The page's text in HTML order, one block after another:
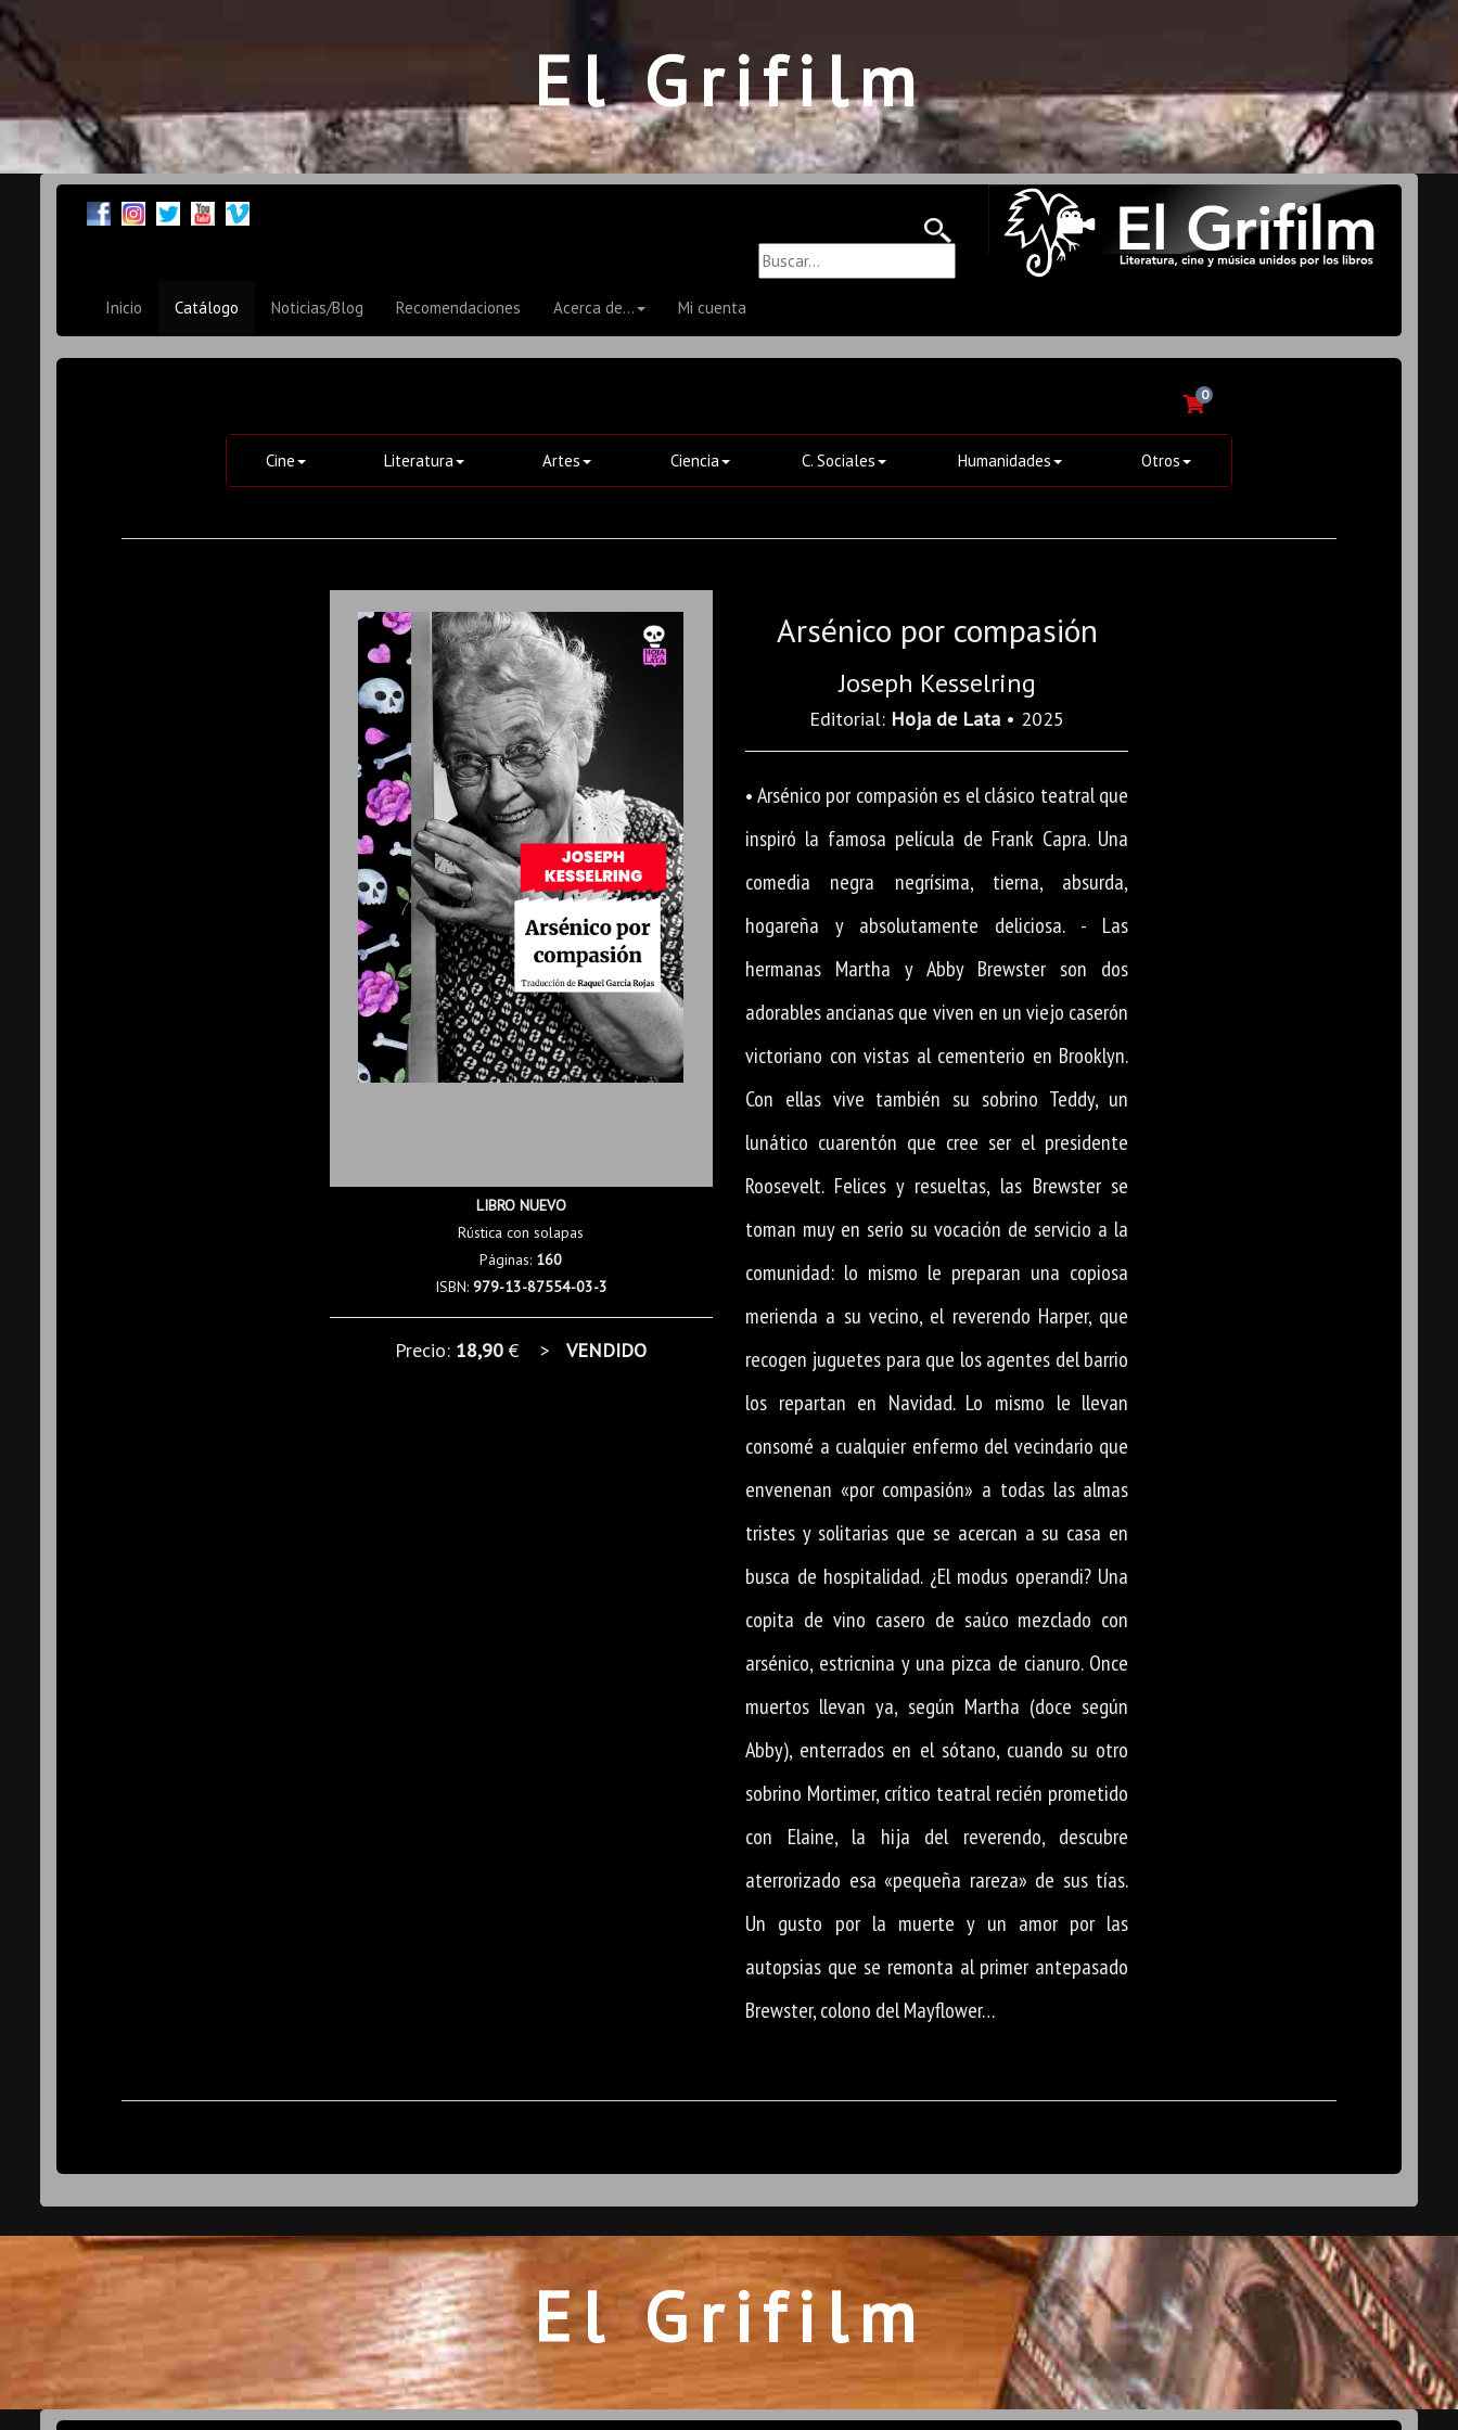
El Grifilm
Inicio Catálogo Noticias/Blog Recomendaciones Acerca de... Mi cuenta
0
Cine Literatura Artes Ciencia C. Sociales Humanidades Otros
LIBRO NUEVO
Rústica con solapas
Páginas: 160
ISBN: 979-13-87554-03-3
Precio: 18,90€ >VENDIDO
Arsénico por compasión
Joseph Kesselring
Editorial: Hoja de Lata • 2025
• Arsénico por compasión es el clásico teatral que
inspiró la famosa película de Frank Capra. Una
comedia negra negrísima, tierna, absurda,
hogareña y absolutamente deliciosa. - Las
hermanas Martha y Abby Brewster son dos
adorables ancianas que viven en un viejo caserón
victoriano con vistas al cementerio en Brooklyn.
Con ellas vive también su sobrino Teddy, un
lunático cuarentón que cree ser el presidente
Roosevelt. Felices y resueltas, las Brewster se
toman muy en serio su vocación de servicio a la
comunidad: lo mismo le preparan una copiosa
merienda a su vecino, el reverendo Harper, que
recogen juguetes para que los agentes del barrio
los repartan en Navidad. Lo mismo le llevan
consomé a cualquier enfermo del vecindario que
envenenan «por compasión» a todas las almas
tristes y solitarias que se acercan a su casa en
busca de hospitalidad. ¿El modus operandi? Una
copita de vino casero de saúco mezclado con
arsénico, estricnina y una pizca de cianuro. Once
muertos llevan ya, según Martha (doce según
Abby), enterrados en el sótano, cuando su otro
sobrino Mortimer, crítico teatral recién prometido
con Elaine, la hija del reverendo, descubre
aterrorizado esa «pequeña rareza» de sus tías.
Un gusto por la muerte y un amor por las
autopsias que se remonta al primer antepasado
Brewster, colono del Mayflower…
El Grifilm